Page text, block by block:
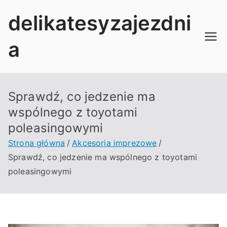
dodelikatesyzajezdni
a
Sprawdź, co jedzenie ma
wspólnego z toyotami
poleasingowymi
Strona główna
Akcesoria imprezowe
Sprawdź, co jedzenie ma wspólnego z toyotami
poleasingowymi